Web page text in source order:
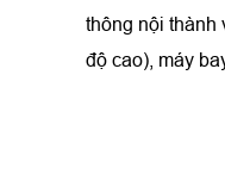
thông nội thành
độ cao), máy